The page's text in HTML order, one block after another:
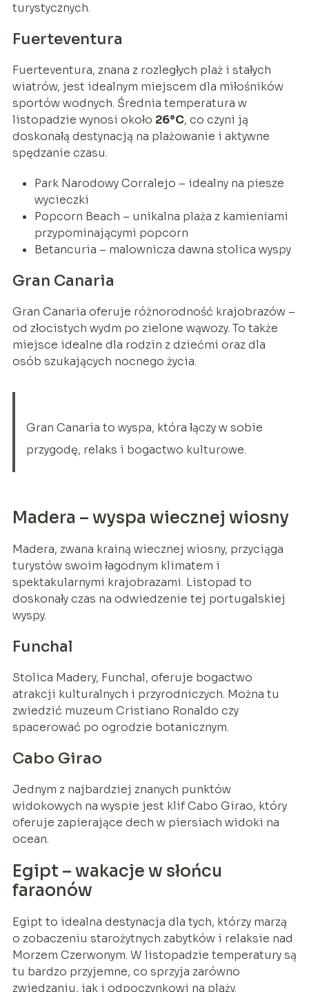
turystycznych.
Fuerteventura
Fuerteventura, znana z rozległych plaż i stałych
wiatrów, jest idealnym miejscem dla miłośników
sportów wodnych. Średnia temperatura w
listopadzie wynosi około 26°C, co czyni ją
doskonałą destynacją na plażowanie i aktywne
spędzanie czasu.
Park Narodowy Corralejo – idealny na piesze
wycieczki
Popcorn Beach – unikalna plaża z kamieniami
przypominającymi popcorn
Betancuria – malownicza dawna stolica wyspy
Gran Canaria
Gran Canaria oferuje różnorodność krajobrazów –
od złocistych wydm po zielone wąwozy. To także
miejsce idealne dla rodzin z dziećmi oraz dla
osób szukających nocnego życia.
Gran Canaria to wyspa, która łączy w sobie
przygodę, relaks i bogactwo kulturowe.
Madera – wyspa wiecznej wiosny
Madera, zwana krainą wiecznej wiosny, przyciąga
turystów swoim łagodnym klimatem i
spektakularnymi krajobrazami. Listopad to
doskonały czas na odwiedzenie tej portugalskiej
wyspy.
Funchal
Stolica Madery, Funchal, oferuje bogactwo
atrakcji kulturalnych i przyrodniczych. Można tu
zwiedzić muzeum Cristiano Ronaldo czy
spacerować po ogrodzie botanicznym.
Cabo Girao
Jednym z najbardziej znanych punktów
widokowych na wyspie jest klif Cabo Girao, który
oferuje zapierające dech w piersiach widoki na
ocean.
Egipt – wakacje w słońcu
faraonów
Egipt to idealna destynacja dla tych, którzy marzą
o zobaczeniu starożytnych zabytków i relaksie nad
Morzem Czerwonym. W listopadzie temperatury są
tu bardzo przyjemne, co sprzyja zarówno
zwiedzaniu, jak i odpoczynkowi na plaży.